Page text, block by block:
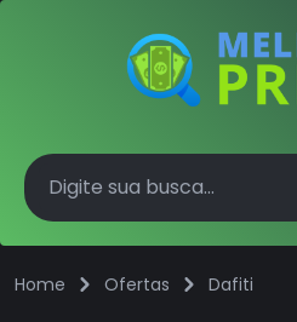
Home Ofertas Dafiti